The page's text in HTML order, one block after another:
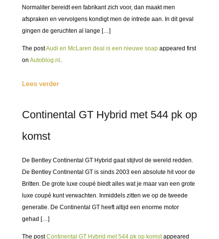
Normaliter bereidt een fabrikant zich voor, dan maakt men
afspraken en vervolgens kondigt men de intrede aan. In dit geval
gingen de geruchten al lange […]
The postAudi en McLaren deal is een nieuwe soap appeared first
on Autoblog.nl .
Lees verder
Continental GT Hybrid met 544 pk op
komst
De Bentley Continental GT Hybrid gaat stijlvol de wereld redden.
De Bentley Continental GT is sinds 2003 een absolute hit voor de
Britten. De grote luxe coupé biedt alles wat je maar van een grote
luxe coupé kunt verwachten. Inmiddels zitten we op de tweede
generatie. De Continental GT heeft altijd een enorme motor
gehad […]
The postContinental GT Hybrid met 544 pk op komstappeared